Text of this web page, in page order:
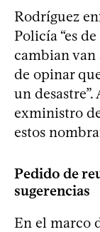
Rodríguez
Policía “es
cambian van
de opinar
un
exministro
estos
Pedido de
sugerencias
En el marco